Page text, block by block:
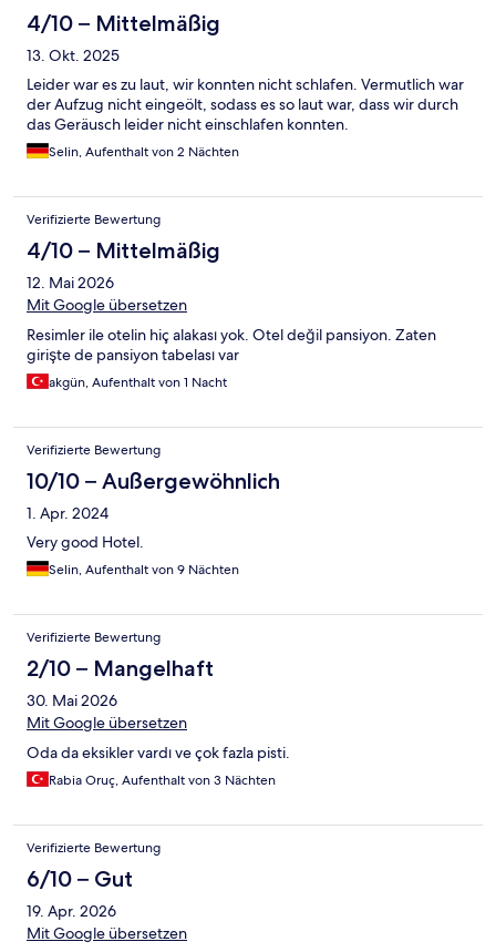
4/10 – Mittelmäßig
13. Okt. 2025
Leider war es zu laut, wir konnten nicht schlafen. Vermutlich war
der Aufzug nicht eingeölt, sodass es so laut war, dass wir durch
das Geräusch leider nicht einschlafen konnten.
Selin, Aufenthalt von 2 Nächten
Verifizierte Bewertung
4/10 – Mittelmäßig
12. Mai 2026
Mit Google übersetzen
Resimler ile otelin hiç alakası yok. Otel değil pansiyon. Zaten
girişte de pansiyon tabelası var
akgün, Aufenthalt von 1 Nacht
Verifizierte Bewertung
10/10 – Außergewöhnlich
1. Apr. 2024
Very good Hotel.
Selin, Aufenthalt von 9 Nächten
Verifizierte Bewertung
2/10 – Mangelhaft
30. Mai 2026
Mit Google übersetzen
Oda da eksikler vardı ve çok fazla pisti.
Rabia Oruç, Aufenthalt von 3 Nächten
Verifizierte Bewertung
6/10 – Gut
19. Apr. 2026
Mit Google übersetzen